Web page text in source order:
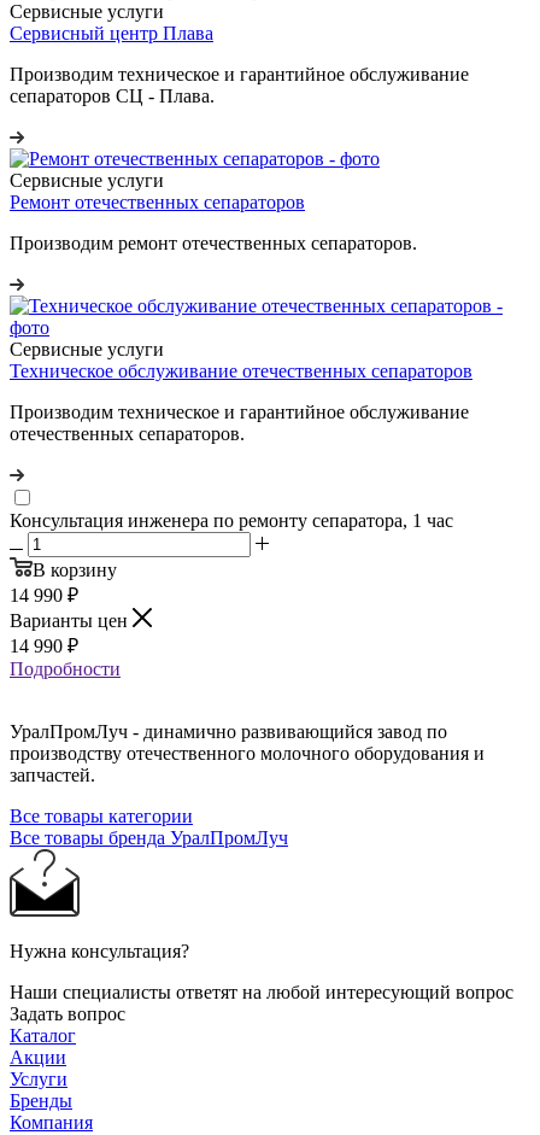
Сервисные услуги
Сервисный центр Плава
Производим техническое и гарантийное обслуживание
сепараторов СЦ - Плава.
Сервисные услуги
Ремонт отечественных сепараторов
Производим ремонт отечественных сепараторов.
Сервисные услуги
Техническое обслуживание отечественных сепараторов
Производим техническое и гарантийное обслуживание
отечественных сепараторов.
Консультация инженера по ремонту сепаратора, 1 час
В корзину
14 990 ₽
Варианты цен
14 990 ₽
Подробности
УралПромЛуч - динамично развивающийся завод по
производству отечественного молочного оборудования и
запчастей.
Все товары категории
Все товары бренда УралПромЛуч
Нужна консультация?
Наши специалисты ответят на любой интересующий вопрос
Задать вопрос
Каталог
Акции
Услуги
Бренды
Компания